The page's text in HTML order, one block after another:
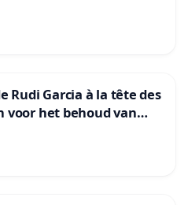
Rudi Garcia à la tête des
voor het behoud van